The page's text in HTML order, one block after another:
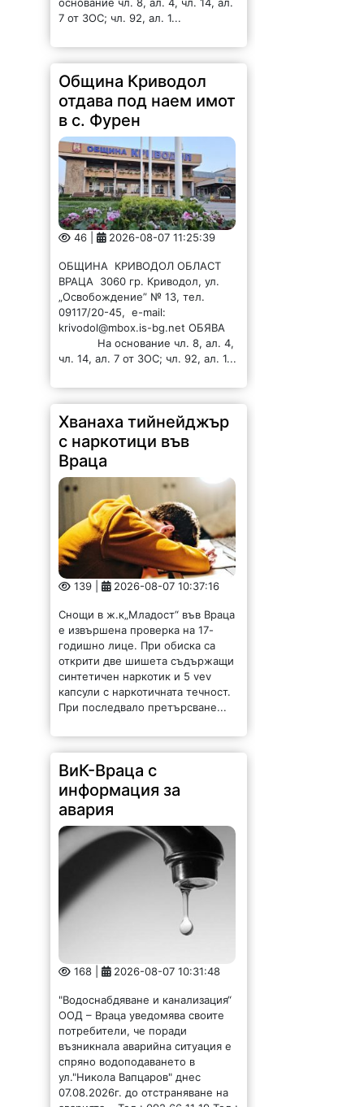
7 от ЗОС; чл. 92, ал. 1...
Община Криводол
отдава под наем имот
в с. Фурен
46 | 2026-08-07 11:25:39
ВРАЦА 3060 гр. Криводол, ул.
„Освобождение” № 13, тел.
09117/20-45, e-mail:
krivodol@mbox.is-bg.net ОБЯВА
На основание чл. 8, ал. 4,
чл. 14, ал. 7 от ЗОС; чл. 92, ал. 1...
Хванаха тийнейджър
с наркотици във
Враца
139 | 2026-08-07 10:37:16
е извършена проверка на 17-
годишно лице. При обиска са
открити две шишета съдържащи
синтетичен наркотик и 5 vev
капсули с наркотичната течност.
При последвало претърсване...
ВиК-Враца с
информация за
авария
168 | 2026-08-07 10:31:48
ООД – Враца уведомява своите
потребители, че поради
възникнала аварийна ситуация е
спряно водоподаването в
ул."Никола Вапцаров" днес
07.08.2026г. до отстраняване на
аварията. Тел.: 092 66 11 19 Тел.: